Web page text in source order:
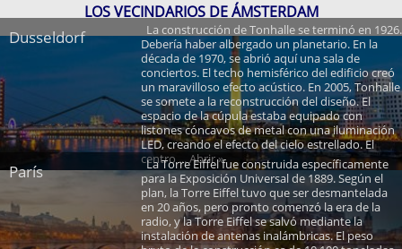
LOS VECINDARIOS DE ÁMSTERDAM
Dusseldorf
La construcción de Tonhalle se terminó en 1926.
Debería haber albergado un planetario. En la
década de 1970, se abrió aquí una sala de
conciertos. El techo hemisférico del edificio creó
un maravilloso efecto acústico. En 2005, Tonhalle
se somete a la reconstrucción del diseño. El
espacio de la cúpula estaba equipado con
listones cóncavos de metal con una iluminación
LED, creando el efecto del cielo estrellado. El
centro ... Abrir »
París
La Torre Eiffel fue construida específicamente
para la Exposición Universal de 1889. Según el
plan, la Torre Eiffel tuvo que ser desmantelada
en 20 años, pero pronto comenzó la era de la
radio, y la Torre Eiffel se salvó mediante la
instalación de antenas inalámbricas. El peso